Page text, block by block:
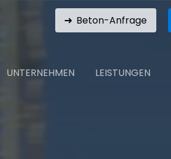
Beton-Anfrage
UNTERNEHMEN LEISTUNGEN